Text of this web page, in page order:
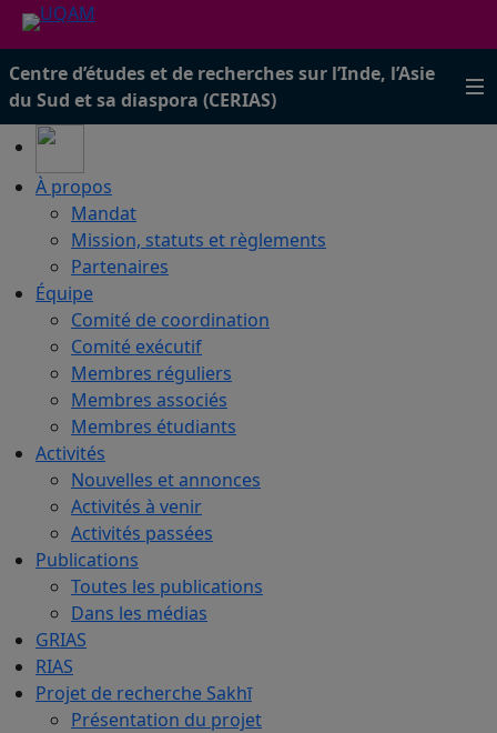
Centre d’études et de recherches sur l’Inde, l’Asie
du Sud et sa diaspora (CERIAS)
À propos
Mandat
Mission, statuts et règlements
Partenaires
Équipe
Comité de coordination
Comité exécutif
Membres réguliers
Membres associés
Membres étudiants
Activités
Nouvelles et annonces
Activités à venir
Activités passées
Publications
Toutes les publications
Dans les médias
GRIAS
RIAS
Projet de recherche Sakhī
Présentation du projet